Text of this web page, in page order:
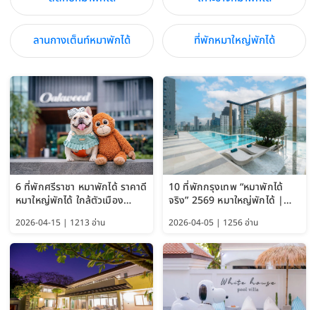
ลานกางเต็นท์หมาพักได้ ที่พักหมาใหญ่พักได้
6 ที่พักศรีราชา หมาพักได้ ราคาดี
หมาใหญ่พักได้ ใกล้ตัวเมือง
2026-04-15 | 1213 อ่าน
10 ที่พักกรุงเทพ “หมาพักได้
จริง” 2569 หมาใหญ่พักได้ |
Bangkok อัปเดตล่าสุด
2026-04-05 | 1256 อ่าน